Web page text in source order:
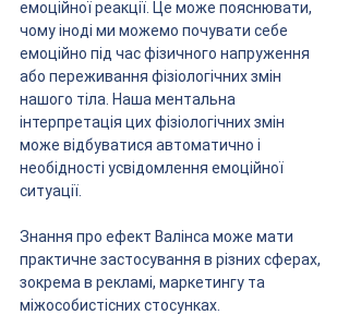
емоційної реакції. Це може пояснювати,
чому іноді ми можемо почувати себе
емоційно під час фізичного напруження
або переживання фізіологічних змін
нашого тіла. Наша ментальна
інтерпретація цих фізіологічних змін
може відбуватися автоматично і
необідності усвідомлення емоційної
ситуації.
Знання про ефект Валінса може мати
практичне застосування в різних сферах,
зокрема в рекламі, маркетингу та
міжособистісних стосунках.